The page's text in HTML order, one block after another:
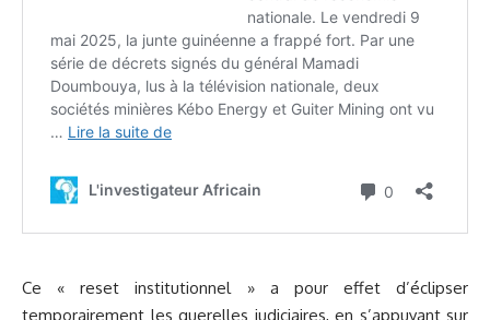
Ce « reset institutionnel » a pour effet d’éclipser
temporairement les querelles judiciaires, en s’appuyant sur